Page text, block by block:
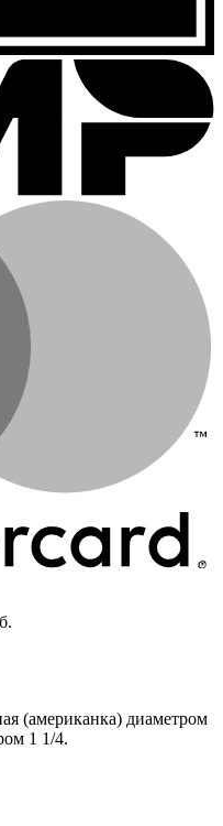
(американка) диаметром
1 1/4.